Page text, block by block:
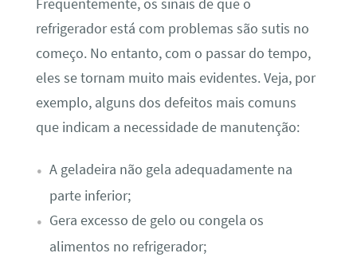
Frequentemente, os sinais de que o
refrigerador está com problemas são sutis no
começo. No entanto, com o passar do tempo,
eles se tornam muito mais evidentes. Veja, por
exemplo, alguns dos defeitos mais comuns
que indicam a necessidade de manutenção:
A geladeira não gela adequadamente na
parte inferior;
Gera excesso de gelo ou congela os
alimentos no refrigerador;